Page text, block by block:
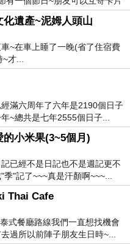
遺產~泥姆人頭山
~在車上睡了一晚(省了住宿費
才...
滿六周年了六年是2190個日子
~總共是七年2555個日子...
小米果(3~5個月)
已經不是日記也不是週記更不
"記了~~~真是汗顏啊~~~...
Thai Cafe
式餐廳路線我們一直想找機會
過所以前陣子朋友生日時~...